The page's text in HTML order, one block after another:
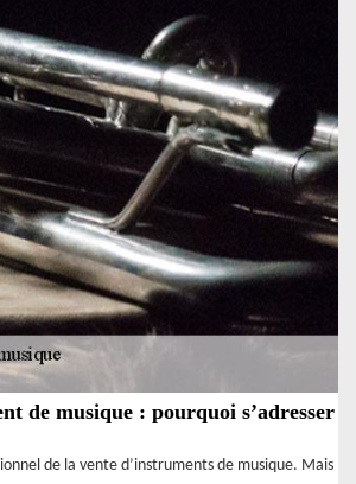
de musique : pourquoi s’adresser
de la vente d’instruments de musique. Mais